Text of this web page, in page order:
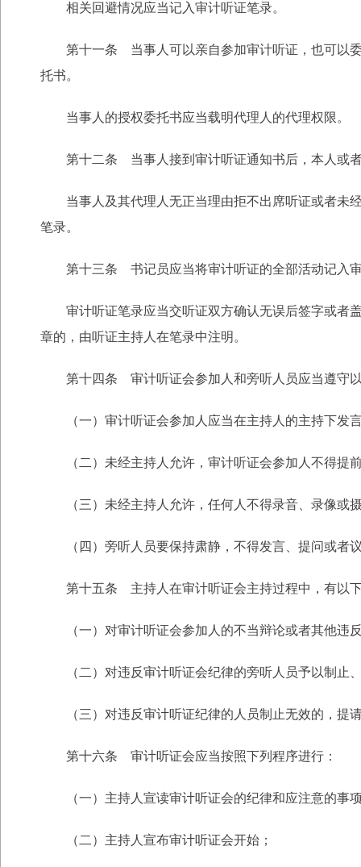
相关回避情况应当记入审计听证笔录。
第十一条 当事人可以亲自参加审计听证，也可以
托书。
当事人的授权委托书应当载明代理人的代理权限。
第十二条 当事人接到审计听证通知书后，本人或
当事人及其代理人无正当理由拒不出席听证或者未
笔录。
第十三条 书记员应当将审计听证的全部活动记入
审计听证笔录应当交听证双方确认无误后签字或者
章的，由听证主持人在笔录中注明。
第十四条 审计听证会参加人和旁听人员应当遵守
（一）审计听证会参加人应当在主持人的主持下发
（二）未经主持人允许，审计听证会参加人不得提
（三）未经主持人允许，任何人不得录音、录像或
（四）旁听人员要保持肃静，不得发言、提问或者
第十五条 主持人在审计听证会主持过程中，有以
（一）对审计听证会参加人的不当辩论或者其他违
（二）对违反审计听证会纪律的旁听人员予以制止
（三）对违反审计听证纪律的人员制止无效的，提
第十六条 审计听证会应当按照下列程序进行：
（一）主持人宣读审计听证会的纪律和应注意的事
（二）主持人宣布审计听证会开始；